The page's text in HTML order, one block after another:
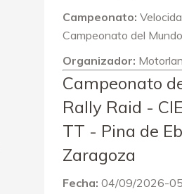
Campeonato:
Campeonato del
Organizador:
Campeonato
Rally Raid -
TT - Pina de
Zaragoza
Fecha: 04/09/2026-